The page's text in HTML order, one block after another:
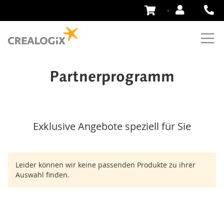
Zum
Inhalt
Partnerprogramm
Exklusive Angebote speziell für Sie
Leider können wir keine passenden Produkte zu ihrer
Auswahl finden.